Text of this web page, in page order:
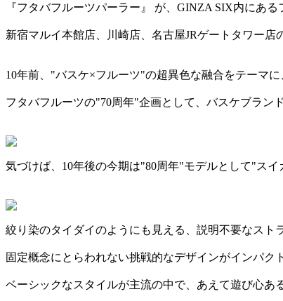
『フタバフルーツパーラー』 が、GINZA SIX内にあ
新宿マルイ本館店、川崎店、名古屋JRゲートタワー店
10年前、"バスケ×フルーツ"の超異色な融合をテーマに
フタバフルーツの"70周年"企画として、バスケブラン
気づけば、10年後の今期は"80周年"モデルとして"ス
絞り染のタイダイのようにも見える、説明不要なスト
固定概念にとらわれない挑戦的なデザインがインパク
ベーシックなスタイルが主流の中で、あえて遊び心あ